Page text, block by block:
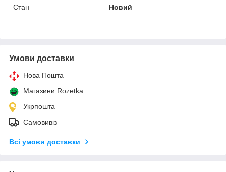
Стан
Новий
Умови доставки
Нова Пошта
Магазини Rozetka
Укрпошта
Самовивіз
Всі умови доставки